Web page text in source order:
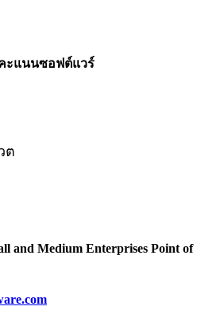
ะแนนซอฟต์แวร์
ต
and Medium Enterprises Point of